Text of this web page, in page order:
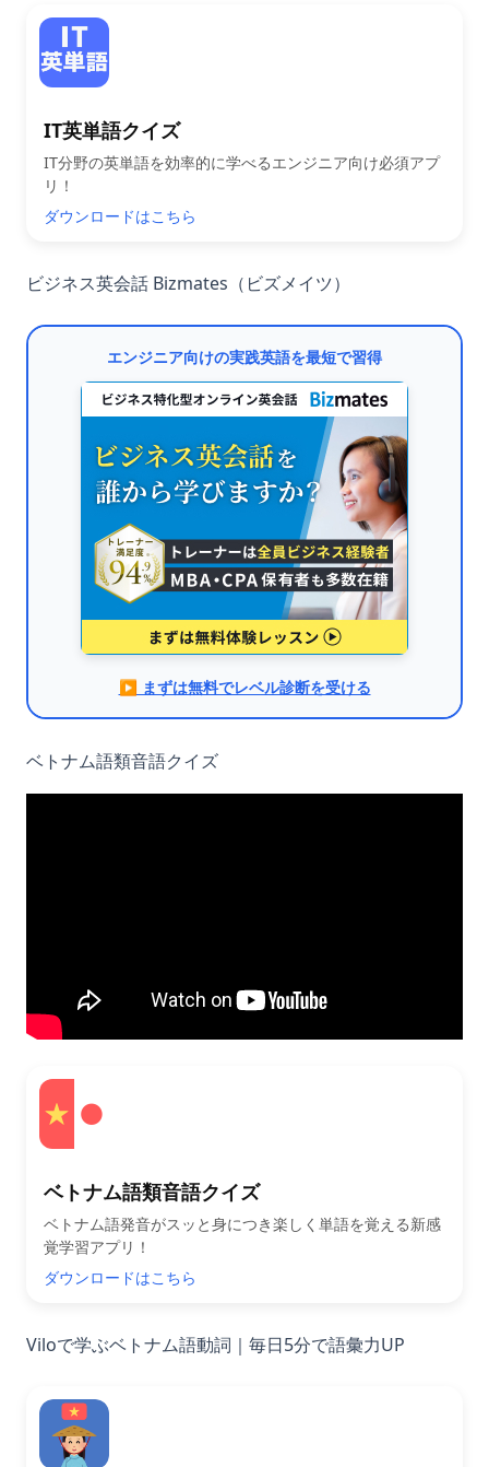
IT英単語クイズ
IT分野の英単語を効率的に学べるエンジニア向け必須アプ
リ！
ダウンロードはこちら
ビジネス英会話 Bizmates（ビズメイツ）
エンジニア向けの実践英語を最短で習得
▶︎ まずは無料でレベル診断を受ける
ベトナム語類音語クイズ
ベトナム語類音語クイズ
ベトナム語発音がスッと身につき楽しく単語を覚える新感
覚学習アプリ！
ダウンロードはこちら
Viloで学ぶベトナム語動詞｜毎日5分で語彙力UP